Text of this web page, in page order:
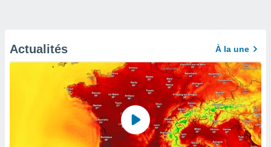
Actualités À la une